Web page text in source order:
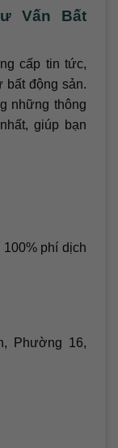
Vấn Bất
cấp tin tức,
bất động sản.
những thông
giúp bạn
phí dịch
Phường 16,